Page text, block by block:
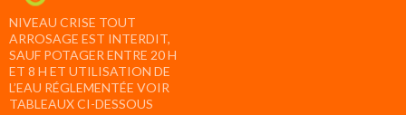
NIVEAU CRISE TOUT
ARROSAGE EST INTERDIT,
SAUF POTAGER ENTRE 20 H
ET 8 H ET UTILISATION DE
L’EAU RÉGLEMENTÉE VOIR
TABLEAUX CI-DESSOUS